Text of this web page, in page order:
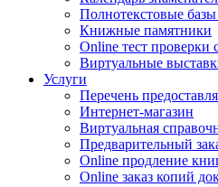
Полнотекстовые
Книжные памятники
Online тест проверки
Виртуальные
Услуги
Перечень
Интернет-магазин
Виртуальная
Предварительный
Online продление
Online заказ копий